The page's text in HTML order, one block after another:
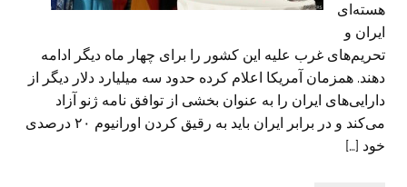
هسته‌ای
ایران و
تحریم‌های غرب علیه این کشور را برای چهار ماه دیگر ادامه
دهند. همزمان آمریکا اعلام کرده حدود سه میلیارد دلار دیگر از
دارایی‌های ایران را به عنوان بخشی از توافق نامه ژنو آزاد
می‌کند و در برابر ایران باید به رقیق کردن اورانیوم ۲۰ درصدی
خود […]